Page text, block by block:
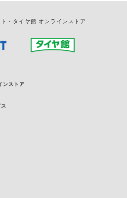
ト・タイヤ館 オンラインストア
ンストア